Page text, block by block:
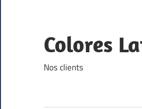
content
Colores
Nos clients